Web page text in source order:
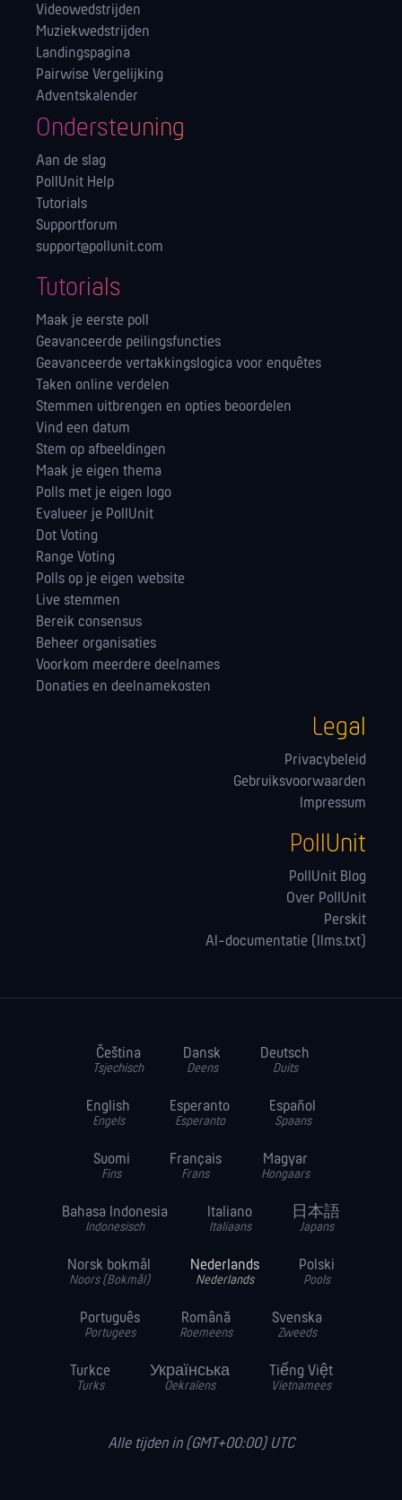
Videowedstrijden
Muziekwedstrijden
Landingspagina
Pairwise Vergelijking
Adventskalender
Ondersteuning
Aan de slag
PollUnit Help
Tutorials
Supportforum
support@pollunit.com
Tutorials
Maak je eerste poll
Geavanceerde peilingsfuncties
Geavanceerde vertakkingslogica voor enquêtes
Taken online verdelen
Stemmen uitbrengen en opties beoordelen
Vind een datum
Stem op afbeeldingen
Maak je eigen thema
Polls met je eigen logo
Evalueer je PollUnit
Dot Voting
Range Voting
Polls op je eigen website
Live stemmen
Bereik consensus
Beheer organisaties
Voorkom meerdere deelnames
Donaties en deelnamekosten
Legal
Privacybeleid
Gebruiksvoorwaarden
Impressum
PollUnit
PollUnit Blog
Over PollUnit
Perskit
AI-documentatie (llms.txt)
Čeština
Tsjechisch
Dansk
Deens
Deutsch
Duits
English
Engels
Esperanto
Esperanto
Español
Spaans
Suomi
Fins
Français
Frans
Magyar
Hongaars
Bahasa Indonesia
Indonesisch
Italiano
Italiaans
日本語
Japans
Norsk bokmål
Noors (Bokmål)
Nederlands
Nederlands
Polski
Pools
Português
Portugees
Română
Roemeens
Svenska
Zweeds
Turkce
Turks
Українська
Oekraïens
Tiếng Việt
Vietnamees
Alle tijden in (GMT+00:00) UTC